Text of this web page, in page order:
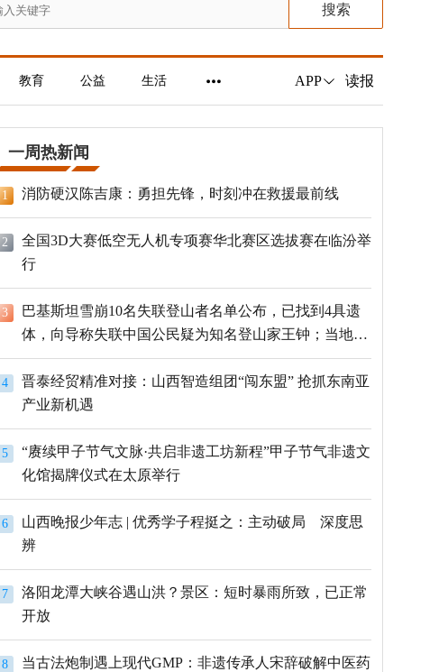
搜索
教育 公益 生活 APP 读报
一周热新闻
1 消防硬汉陈吉康：勇担先锋，时刻冲在救援最前线
2
全国3D大赛低空无人机专项赛华北赛区选拔赛在临汾举
行
3
巴基斯坦雪崩10名失联登山者名单公布，已找到4具遗
体，向导称失联中国公民疑为知名登山家王钟；当地官
员：已定位到3个追踪器
4
晋泰经贸精准对接：山西智造组团“闯东盟” 抢抓东南亚
产业新机遇
5
“赓续甲子节气文脉·共启非遗工坊新程”甲子节气非遗文
化馆揭牌仪式在太原举行
6
山西晚报少年志 | 优秀学子程挺之：主动破局 深度思
辨
7
洛阳龙潭大峡谷遇山洪？景区：短时暴雨所致，已正常
开放
8
当古法炮制遇上现代GMP：非遗传承人宋辞破解中医药